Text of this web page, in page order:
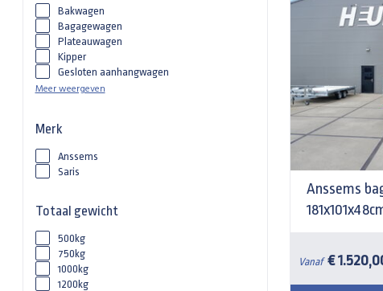
Bakwagen
Bagagewagen
Plateauwagen
Kipper
Gesloten aanhangwagen
Meer weergeven
Merk
Anssems
Saris
Totaal gewicht
500kg
750kg
1000kg
1200kg
Anssems
Vanaf €